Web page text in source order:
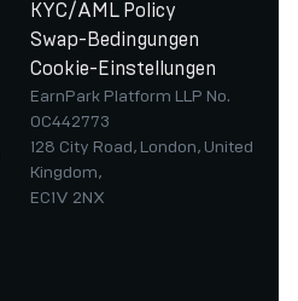
KYC/AML Policy
Swap-Bedingungen
Cookie-Einstellungen
EarnPark Platform LLP No.
OC442773
128 City Road, London, United
Kingdom,
EC1V 2NX